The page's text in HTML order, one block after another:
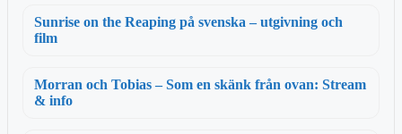
Sunrise on the Reaping på svenska – utgivning och
film
Morran och Tobias – Som en skänk från ovan: Stream
& info